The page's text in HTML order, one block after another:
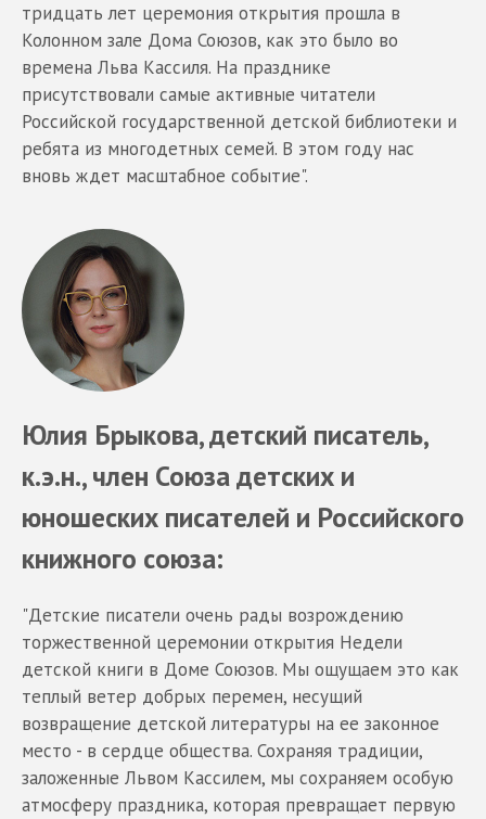
тридцать лет церемония открытия прошла в
Колонном зале Дома Союзов, как это было во
времена Льва Кассиля. На празднике
присутствовали самые активные читатели
Российской государственной детской библиотеки и
ребята из многодетных семей. В этом году нас
вновь ждет масштабное событие".
Юлия Брыкова, детский писатель,
к.э.н., член Союза детских и
юношеских писателей и Российского
книжного союза:
"Детские писатели очень рады возрождению
торжественной церемонии открытия Недели
детской книги в Доме Союзов. Мы ощущаем это как
теплый ветер добрых перемен, несущий
возвращение детской литературы на ее законное
место - в сердце общества. Сохраняя традиции,
заложенные Львом Кассилем, мы сохраняем особую
атмосферу праздника, которая превращает первую